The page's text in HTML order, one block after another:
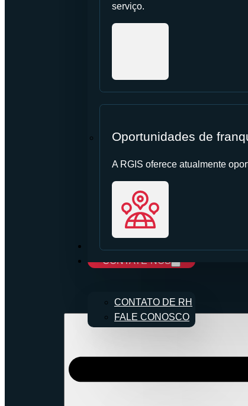
serviço.
Oportunidades de
A RGIS oferece atualmente
CARREIRAS
CONTATE-NOS
CONTATO DE RH
FALE CONOSCO